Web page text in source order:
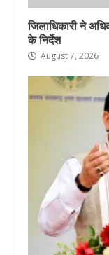
जिलाधिकारी ने
के निर्देश
August 7, 2026